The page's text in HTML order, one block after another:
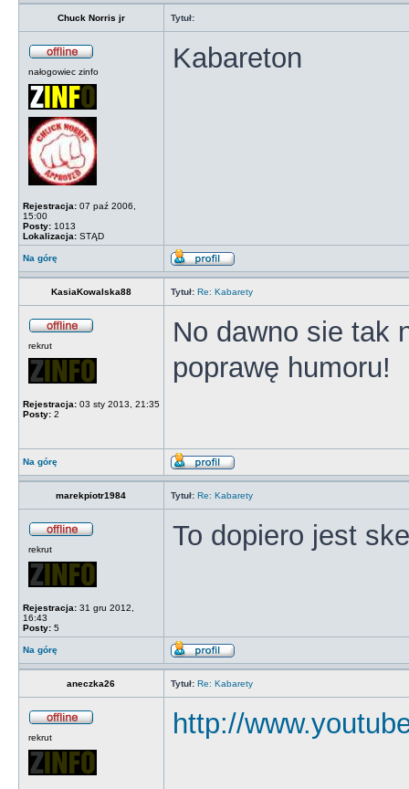
Chuck Norris jr Tytuł:
nałogowiec zinfo
Rejestracja: 07 paź 2006,
15:00
Posty: 1013
Lokalizacja: STĄD
Kabareton
Na górę
KasiaKowalska88 Tytuł: Re: Kabarety
rekrut
Rejestracja: 03 sty 2013, 21:35
Posty: 2
No dawno sie tak
poprawę humoru!
Na górę
marekpiotr1984 Tytuł: Re: Kabarety
rekrut
Rejestracja: 31 gru 2012,
16:43
Posty: 5
To dopiero jest
Na górę
aneczka26 Tytuł: Re: Kabarety
rekrut http://